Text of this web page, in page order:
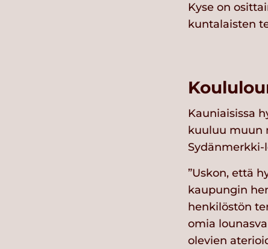
Kyse on
kuntalaisten
Kauniaisissa
kuuluu muun
”Uskon, että
kaupungin
henkilöstön
omia
olevien